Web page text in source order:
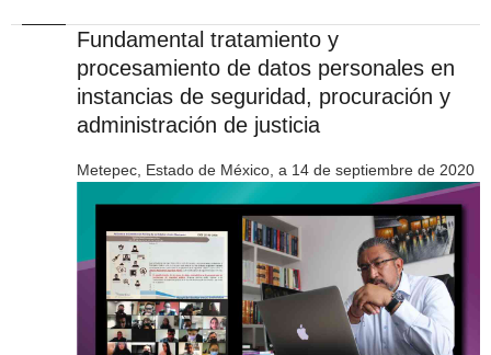
Fundamental tratamiento y
procesamiento de datos personales en
instancias de seguridad, procuración y
administración de justicia
Metepec, Estado de México, a 14 de septiembre de 2020